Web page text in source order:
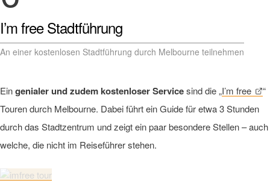
I’m free Stadtführung
An einer kostenlosen Stadtführung durch Melbourne teilnehmen
Eingenialer und zudem kostenloser Servicesind die „I’m free
“
Touren durch Melbourne. Dabei führt ein Guide für etwa 3 Stunden
durch das Stadtzentrum und zeigt ein paar besondere Stellen – auch
welche, die nicht im Reiseführer stehen.